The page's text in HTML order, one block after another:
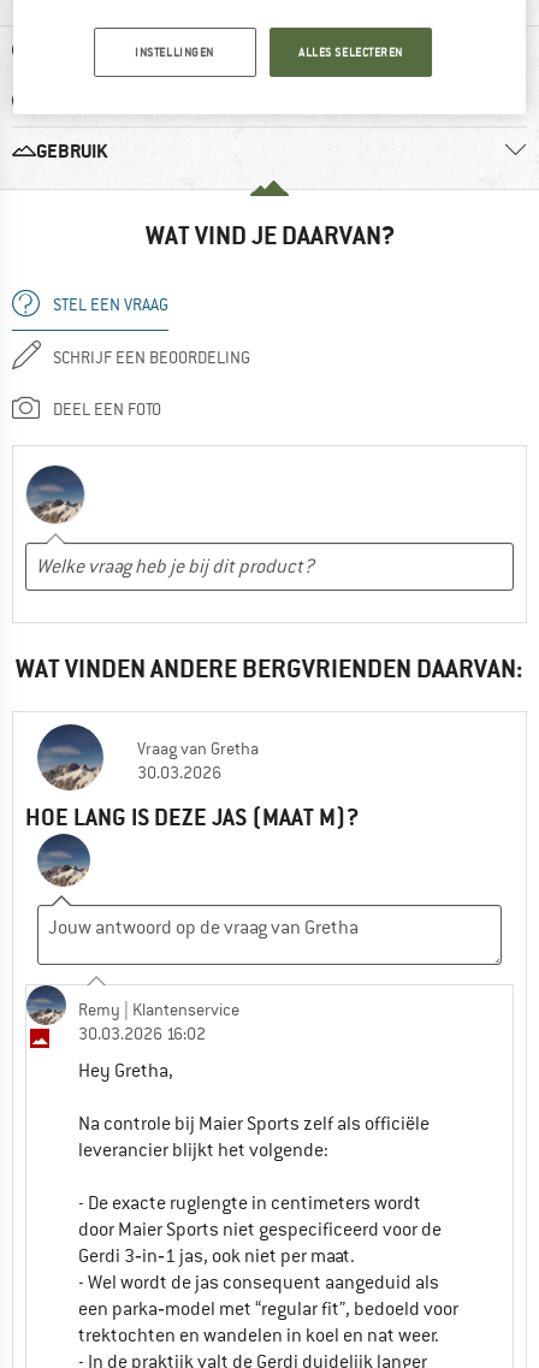
GEBRUIK
WAT VIND JE DAARVAN?
STEL EEN VRAAG
SCHRIJF EEN BEOORDELING
DEEL EEN FOTO
WAT VINDEN ANDERE BERGVRIENDEN DAARVAN:
Vraagvan Gretha
30.03.2026
HOE LANG IS DEZE JAS (MAAT M)?
Remy | Klantenservice
30.03.2026 16:02
Hey Gretha,
Na controle bij Maier Sports zelf als officiële
leverancier blijkt het volgende:
- De exacte ruglengte in centimeters wordt
door Maier Sports niet gespecificeerd voor de
Gerdi 3‑in‑1 jas, ook niet per maat.
- Wel wordt de jas consequent aangeduid als
een parka‑model met “regular fit”, bedoeld voor
trektochten en wandelen in koel en nat weer.
- In de praktijk valt de Gerdi duidelijk langer
INSTELLINGEN ALLES SELECTEREN